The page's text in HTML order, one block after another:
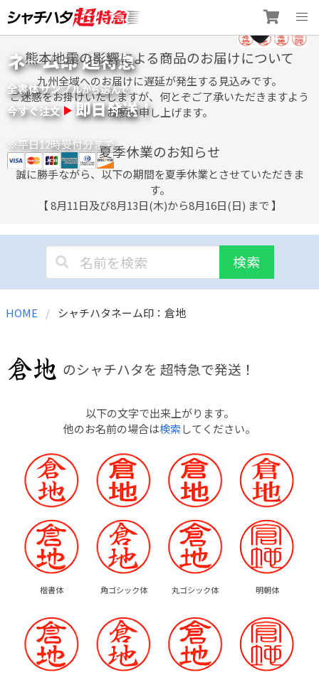
to
content
ネーム印 超特急
全書体サンプルから選んで
今すぐ注文 即日発送！
※平日12時受付分まで
熊本地震の影響による商品のお届けについて
九州全域へのお届けに遅延が発生する見込みです。
ご迷惑をお掛けいたしますが、何とぞご了承いただきますよう
お願い申し上げます。
夏季休業のお知らせ
誠に勝手ながら、以下の期間を夏季休業とさせていただきま
す。
【 8月11日及び8月13日(木)から8月16日(日) まで 】
検索
HOME シャチハタネーム印：倉地
のシャチハタを 超特急で発送！
以下の文字で出来上がります。
他のお名前の場合は検索してください。
楷書体 角ゴシック体 丸ゴシック体 明朝体